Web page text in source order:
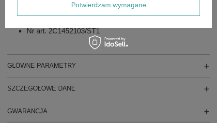
Długość przewodu elektrycznego 5 m
Zbiornik na detergent 1 L
Nr art. 2C1452103/ST1
GŁÓWNE PARAMETRY
SZCZEGÓŁOWE DANE
GWARANCJA
Potwierdzam wymagane